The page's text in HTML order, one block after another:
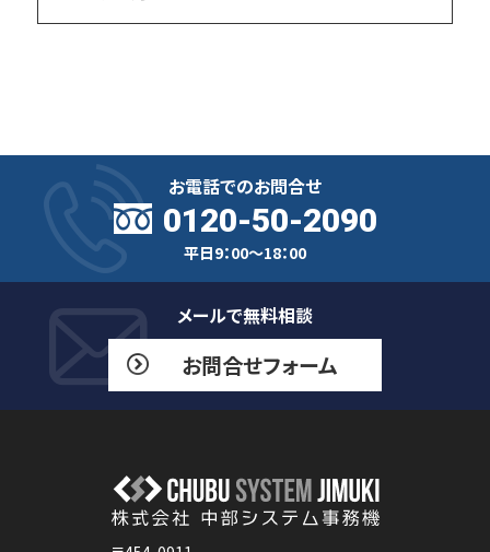
お電話でのお問合せ
0120-50-2090
平日9：00～18：00
メールで無料相談
お問合せフォーム